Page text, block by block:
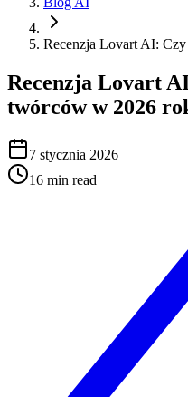
Recenzja Lovart AI:
Recenzja Lovart
twórców w 2026
7 stycznia 2026
16 min read